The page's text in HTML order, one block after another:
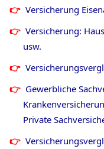
Versicherung
Versicherung:
usw.
Gewerbliche
Private